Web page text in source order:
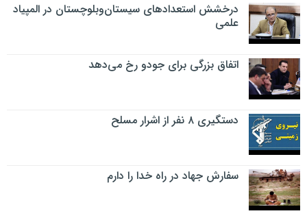
درخشش استعدادهای سیستان‌وبلوچستان در المپیاد
علمی
اتفاق بزرگی برای جودو رخ می‌دهد
دستگیری ۸ نفر از اشرار مسلح
سفارش جهاد در راه خدا را دارم